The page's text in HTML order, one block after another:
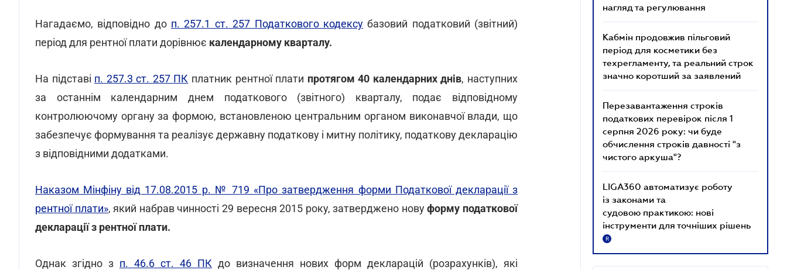
Нагадаємо, відповідно до п. 257.1 ст. 257 Податкового кодексубазовий податковий (звітний)
період для рентної плати дорівнює календарному кварталу.
На підставі п. 257.3 ст. 257 ПК платник рентної плати протягом 40 календарних днів, наступних
за останнім календарним днем податкового (звітного) кварталу, подає відповідному
контролюючому органу за формою, встановленою центральним органом виконавчої влади, що
забезпечує формування та реалізує державну податкову і митну політику, податкову декларацію
з відповідними додатками.
Наказом Мінфіну від 17.08.2015 р. № 719 «Про затвердження форми Податкової декларації з
рентної плати», який набрав чинності 29 вересня 2015 року, затверджено новуформу податкової
декларації з рентної плати.
Однак згідно з п. 46.6 ст. 46 ПК до визначення нових форм декларацій (розрахунків), які
нагляд та регулювання
Кабмін продовжив пільговий
період для косметики без
техрегламенту, та реальний строк
значно коротший за заявлений
Перезавантаження строків
податкових перевірок після 1
серпня 2026 року: чи буде
обчислення строків давності "з
чистого аркуша"?
LIGA360 автоматизує роботу
із законами та
судовою практикою: нові
інструменти для точніших рішень
R